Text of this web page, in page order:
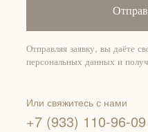
Отправляя заявку, вы даёте
персональных данных и
+7 (933) 110-96-09
Или свяжитесь с нами